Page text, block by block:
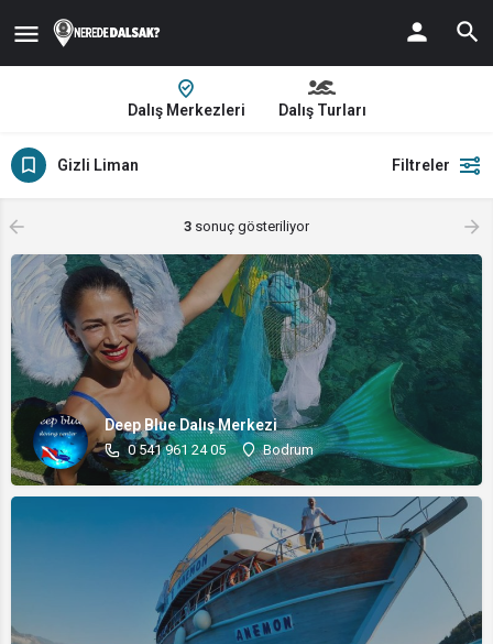
Dalış Merkezleri Dalış Turları
Gizli Liman Filtreler
3 sonuç gösteriliyor
Deep Blue Dalış Merkezi
0 541 961 24 05 Bodrum